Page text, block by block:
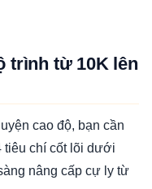
trình từ 10K lên
cao độ, bạn cần
tiêu chí cốt lõi dưới
nâng cấp cự ly từ